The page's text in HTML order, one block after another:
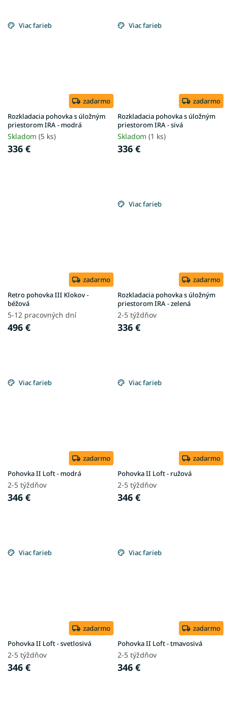
Viac farieb
zadarmo
Rozkladacia pohovka s úložným
priestorom IRA - modrá
Skladom (5 ks)
336 €
Viac farieb
zadarmo
Rozkladacia pohovka s úložným
priestorom IRA - sivá
Skladom (1 ks)
336 €
zadarmo
Retro pohovka III Klokov -
béžová
5-12 pracovných dní
496 €
Viac farieb
zadarmo
Rozkladacia pohovka s úložným
priestorom IRA - zelená
2-5 týždňov
336 €
Viac farieb
zadarmo
Pohovka II Loft - modrá
2-5 týždňov
346 €
Viac farieb
zadarmo
Pohovka II Loft - ružová
2-5 týždňov
346 €
Viac farieb
zadarmo
Pohovka II Loft - svetlosivá
2-5 týždňov
346 €
Viac farieb
zadarmo
Pohovka II Loft - tmavosivá
2-5 týždňov
346 €